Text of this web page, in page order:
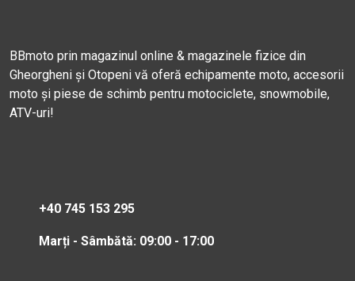
BBmoto prin magazinul online & magazinele fizice din
Gheorgheni și Otopeni vă oferă echipamente moto, accesorii
moto și piese de schimb pentru motociclete, snowmobile,
ATV-uri!
+40 745 153 295
Marți - Sâmbătă: 09:00 - 17:00